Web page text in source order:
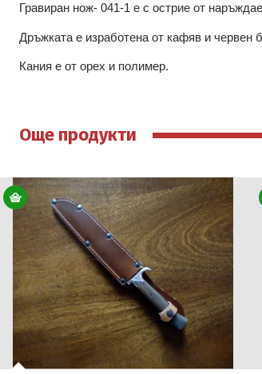
Гравиран нож- 041-1 е с острие от
Дръжката е изработена от кафяв и червен
Кания е от орех и полимер.
Още продукти